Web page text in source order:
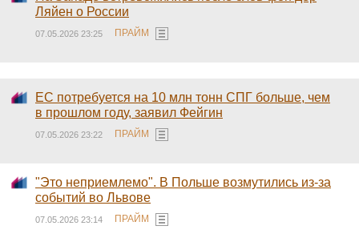
Ляйен о России
07.05.2026 23:25 ПРАЙМ
ЕС потребуется на 10 млн тонн СПГ больше, чем
в прошлом году, заявил Фейгин
07.05.2026 23:22 ПРАЙМ
"Это неприемлемо". В Польше возмутились из-за
событий во Львове
07.05.2026 23:14 ПРАЙМ